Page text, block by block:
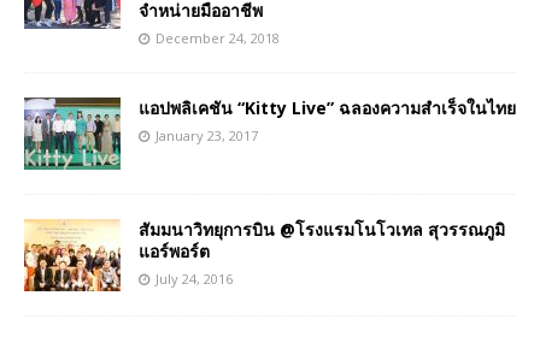
จำหน่ายมืออาชีพ
December 24, 2018
แอปพลิเคชัน “Kitty Live” ฉลองความสำเร็จในไทย
January 23, 2017
สัมมนาวิทยุการบิน @โรงแรมโนโวเทล สุวรรณภูมิ
แอร์พอร์ต
July 24, 2016